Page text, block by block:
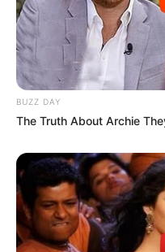
BUZZ DAY
The Truth About Archie